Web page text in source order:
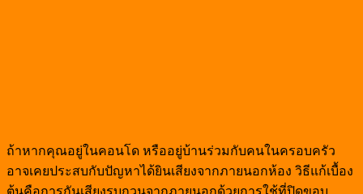
ถ้าหากคุณอยู่ในคอนโด หรืออยู่บ้านร่วมกับคนในครอบครัว
อาจเคยประสบกับปัญหาได้ยินเสียงจากภายนอกห้อง วิธีแก้เบื้อง